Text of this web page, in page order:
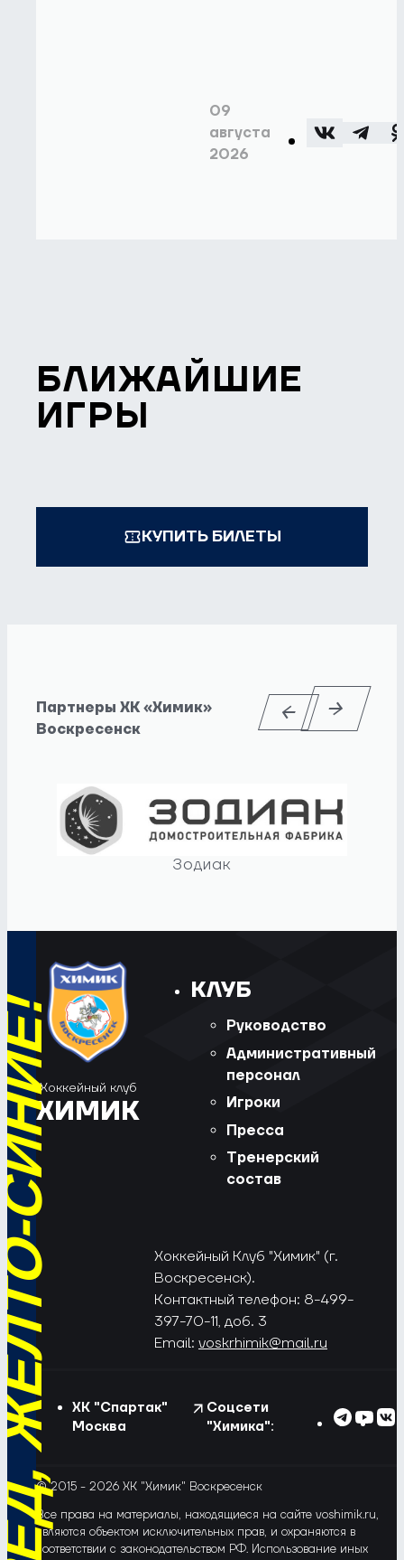
09
августа
2026
БЛИЖАЙШИЕ
ИГРЫ
КУПИТЬ БИЛЕТЫ
Партнеры ХК «Химик»
Воскресенск
Зодиак
СИНИЕ!
Хоккейный клуб
ХИМИК
КЛУБ
Руководство
Административный
персонал
Игроки
Пресса
Тренерский
состав
Хоккейный Клуб "Химик" (г.
Воскресенск).
Контактный телефон: 8-499-
397-70-11, доб. 3
Email: voskrhimik@mail.ru
ХК "Спартак"
Москва
Соцсети
"Химика":
© 2015 - 2026 ХК "Химик" Воскресенск
Все права на материалы, находящиеся на сайте voshimik.ru,
являются объектом исключительных прав, и охраняются в
соответствии с законодательством РФ. Использование иных